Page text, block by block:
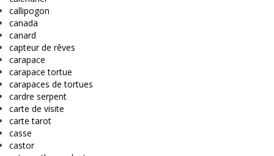
callipogon
canada
canard
capteur de rêves
carapace
carapace tortue
carapaces de tortues
cardre serpent
carte de visite
carte tarot
casse
castor